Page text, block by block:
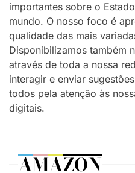
importantes sobre o
mundo. O nosso foco é
qualidade das mais
Disponibilizamos também
através de toda a nossa
interagir e enviar
todos pela atenção às
digitais.
AMAZON